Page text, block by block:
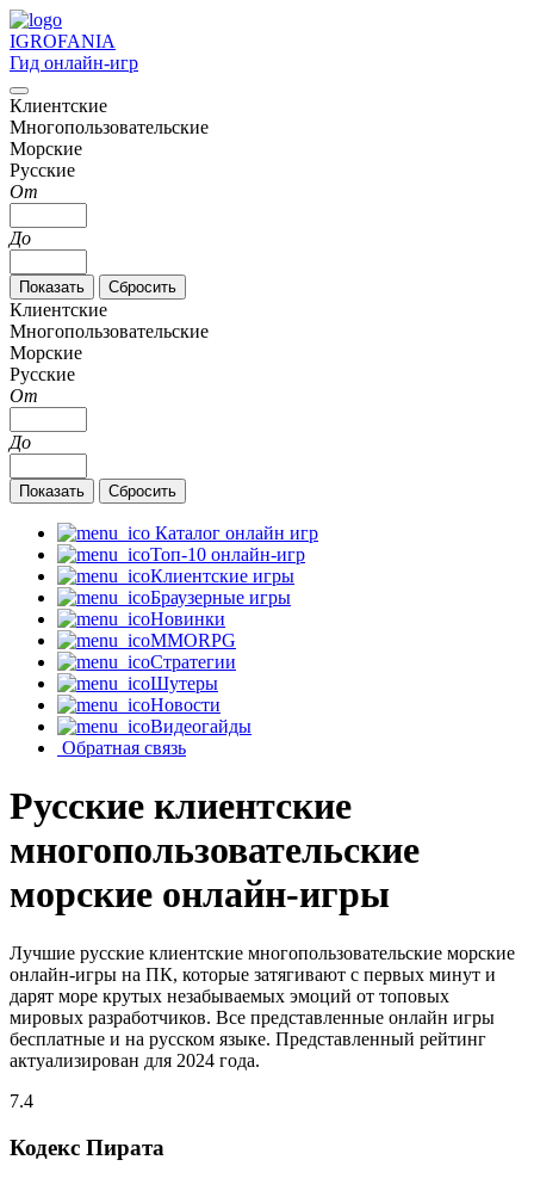
IGROFANIA
Гид онлайн-игр
Клиентские
Многопользовательские
Морские
Русские
От
До
Клиентские
Многопользовательские
Морские
Русские
От
До
Каталог онлайн игр
Топ-10 онлайн-игр
Клиентские игры
Браузерные игры
Новинки
MMORPG
Стратегии
Шутеры
Новости
Видеогайды
Обратная связь
Русские клиентские
многопользовательские
морские онлайн-игры
Лучшие русские клиентские многопользовательские морские
онлайн-игры на ПК, которые затягивают с первых минут и
дарят море крутых незабываемых эмоций от топовых
мировых разработчиков. Все представленные онлайн игры
бесплатные и на русском языке. Представленный рейтинг
актуализирован для 2024 года.
7.4
Кодекс Пирата